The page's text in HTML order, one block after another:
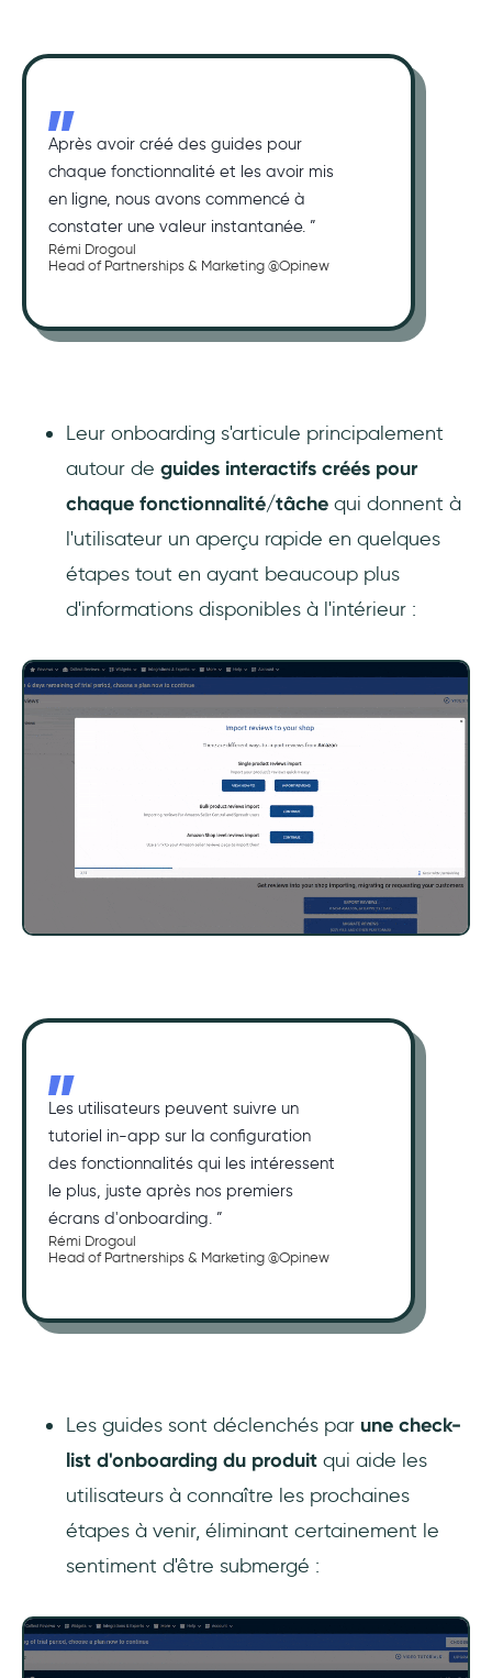
Après avoir créé des guides pour
chaque fonctionnalité et les avoir mis
en ligne, nous avons commencé à
constater une valeur instantanée. ”
Rémi Drogoul
Head of Partnerships & Marketing @Opinew
Leur onboarding s'articule principalement
autour de guides interactifs créés pour
chaque fonctionnalité/tâche qui donnent à
l'utilisateur un aperçu rapide en quelques
étapes tout en ayant beaucoup plus
d'informations disponibles à l'intérieur :
Les utilisateurs peuvent suivre un
tutoriel in-app sur la configuration
des fonctionnalités qui les intéressent
le plus, juste après nos premiers
écrans d'onboarding. ”
Rémi Drogoul
Head of Partnerships & Marketing @Opinew
Les guides sont déclenchés par une check-
list d'onboarding du produit qui aide les
utilisateurs à connaître les prochaines
étapes à venir, éliminant certainement le
sentiment d'être submergé :